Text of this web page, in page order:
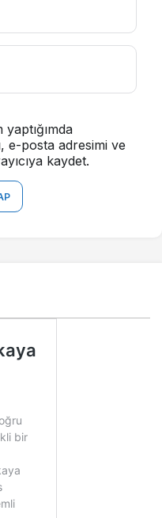
e-posta adresimi ve
kaydet.